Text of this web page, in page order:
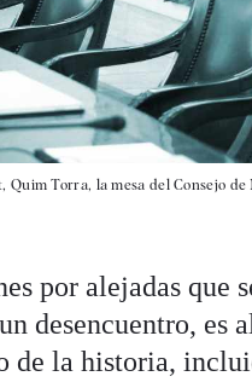
Quim Torra, la mesa del Consejo
por alejadas que
desencuentro, es
de la historia,